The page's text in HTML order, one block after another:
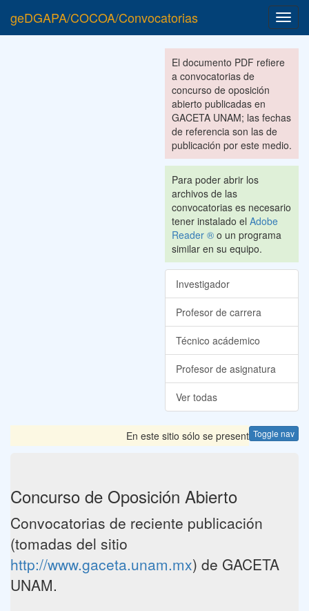
geDGAPA/COCOA/Convocatorias
El documento PDF refiere
a convocatorias de
concurso de oposición
abierto publicadas en
GACETA UNAM; las fechas
de referencia son las de
publicación por este medio.
Para poder abrir los
archivos de las
convocatorias es necesario
tener instalado el Adobe
Reader ® o un programa
similar en su equipo.
Investigador
Profesor de carrera
Técnico acádemico
Profesor de asignatura
Ver todas
Toggle nav
En este sitio sólo se presentan las
Concurso de Oposición Abierto
Convocatorias de reciente publicación
(tomadas del sitio
http://www.gaceta.unam.mx) de GACETA
UNAM.